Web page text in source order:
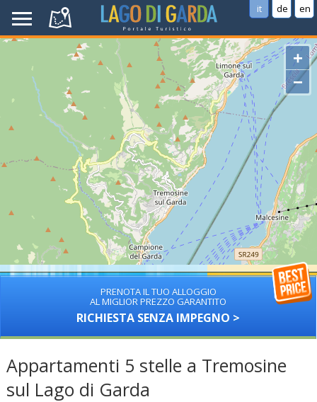
it de en
+
−
PRENOTA IL TUO ALLOGGIO
AL MIGLIOR PREZZO GARANTITO
RICHIESTA SENZA IMPEGNO >
Appartamenti 5 stelle a Tremosine
sul Lago di Garda